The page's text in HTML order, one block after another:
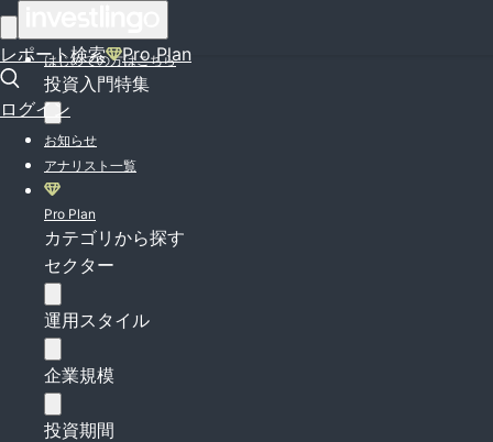
レポート検索 Pro Plan
ログイン
はじめての方はこちら
投資入門特集
お知らせ
アナリスト一覧
Pro Plan
カテゴリから探す
セクター
運用スタイル
企業規模
投資期間